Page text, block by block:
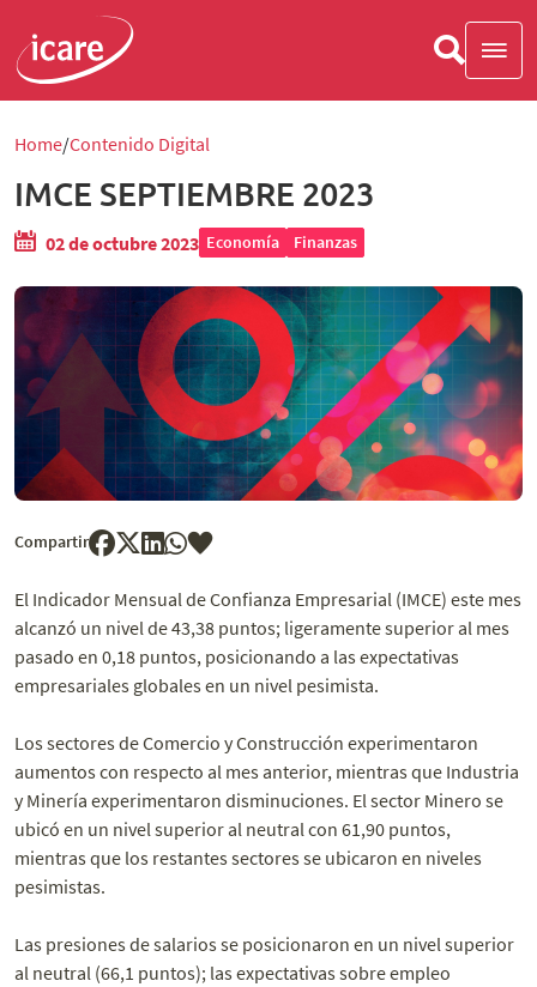
Home Contenido Digital
IMCE SEPTIEMBRE 2023
02 de octubre 2023 Economía Finanzas
Compartir
El Indicador Mensual de Confianza Empresarial (IMCE) este mes
alcanzó un nivel de 43,38 puntos; ligeramente superior al mes
pasado en 0,18 puntos, posicionando a las expectativas
empresariales globales en un nivel pesimista.
Los sectores de Comercio y Construcción experimentaron
aumentos con respecto al mes anterior, mientras que Industria
y Minería experimentaron disminuciones. El sector Minero se
ubicó en un nivel superior al neutral con 61,90 puntos,
mientras que los restantes sectores se ubicaron en niveles
pesimistas.
Las presiones de salarios se posicionaron en un nivel superior
al neutral (66,1 puntos); las expectativas sobre empleo